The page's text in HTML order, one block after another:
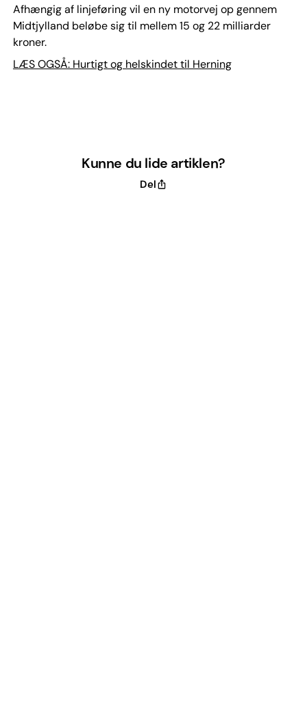
Afhængig af linjeføring vil en ny motorvej op gennem
Midtjylland beløbe sig til mellem 15 og 22 milliarder
kroner.
LÆS OGSÅ: Hurtigt og helskindet til Herning
Kunne du lide artiklen?
Del